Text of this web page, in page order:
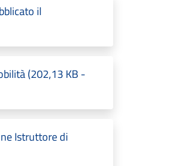
il
(202,13 KB -
Istruttore di